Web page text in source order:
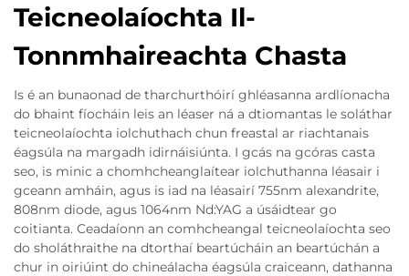
Teicneolaíochta Il-
Tonnmhaireachta Chasta
Is é an bunaonad de tharchurthóirí ghléasanna ardlíonacha
do bhaint fíocháin leis an léaser ná a dtiomantas le soláthar
teicneolaíochta iolchuthach chun freastal ar riachtanais
éagsúla na margadh idirnáisiúnta. I gcás na gcóras casta
seo, is minic a chomhcheanglaítear iolchuthanna léasair i
gceann amháin, agus is iad na léasairí 755nm alexandrite,
808nm diode, agus 1064nm Nd:YAG a úsáidtear go
coitianta. Ceadaíonn an comhcheangal teicneolaíochta seo
do sholáthraithe na dtorthaí beartúcháin an beartúchán a
chur in oiriúint do chineálacha éagsúla craiceann, dathanna